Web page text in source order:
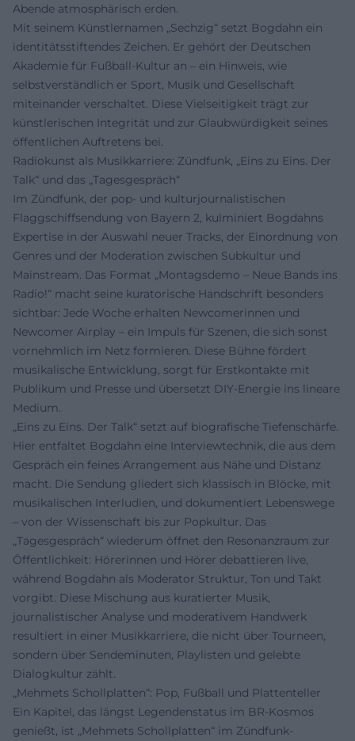
Abende atmosphärisch erden.
Mit seinem Künstlernamen „Sechzig“ setzt Bogdahn ein
identitätsstiftendes Zeichen. Er gehört der Deutschen
Akademie für Fußball-Kultur an – ein Hinweis, wie
selbstverständlich er Sport, Musik und Gesellschaft
miteinander verschaltet. Diese Vielseitigkeit trägt zur
künstlerischen Integrität und zur Glaubwürdigkeit seines
öffentlichen Auftretens bei.
Radiokunst als Musikkarriere: Zündfunk, „Eins zu Eins. Der
Talk“ und das „Tagesgespräch“
Im Zündfunk, der pop- und kulturjournalistischen
Flaggschiffsendung von Bayern 2, kulminiert Bogdahns
Expertise in der Auswahl neuer Tracks, der Einordnung von
Genres und der Moderation zwischen Subkultur und
Mainstream. Das Format „Montagsdemo – Neue Bands ins
Radio!“ macht seine kuratorische Handschrift besonders
sichtbar: Jede Woche erhalten Newcomerinnen und
Newcomer Airplay – ein Impuls für Szenen, die sich sonst
vornehmlich im Netz formieren. Diese Bühne fördert
musikalische Entwicklung, sorgt für Erstkontakte mit
Publikum und Presse und übersetzt DIY-Energie ins lineare
Medium.
„Eins zu Eins. Der Talk“ setzt auf biografische Tiefenschärfe.
Hier entfaltet Bogdahn eine Interviewtechnik, die aus dem
Gespräch ein feines Arrangement aus Nähe und Distanz
macht. Die Sendung gliedert sich klassisch in Blöcke, mit
musikalischen Interludien, und dokumentiert Lebenswege
– von der Wissenschaft bis zur Popkultur. Das
„Tagesgespräch“ wiederum öffnet den Resonanzraum zur
Öffentlichkeit: Hörerinnen und Hörer debattieren live,
während Bogdahn als Moderator Struktur, Ton und Takt
vorgibt. Diese Mischung aus kuratierter Musik,
journalistischer Analyse und moderativem Handwerk
resultiert in einer Musikkarriere, die nicht über Tourneen,
sondern über Sendeminuten, Playlisten und gelebte
Dialogkultur zählt.
„Mehmets Schollplatten“: Pop, Fußball und Plattenteller
Ein Kapitel, das längst Legendenstatus im BR-Kosmos
genießt, ist „Mehmets Schollplatten“ im Zündfunk-